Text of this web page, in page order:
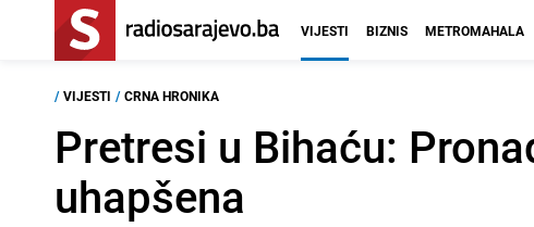
VIJESTI BIZNIS METROMAHALA
/ VIJESTI / CRNA HRONIKA
Pretresi u Bihaću:
uhapšena